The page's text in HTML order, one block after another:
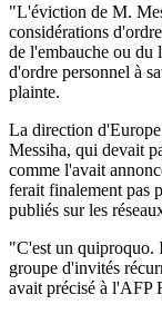
"L'éviction de M.
considérations
de l'embauche ou du
d'ordre personnel à
plainte.
La direction
Messiha, qui devait
comme l'avait
ferait finalement pas
publiés sur les
"C'est un quiproquo.
groupe d'invités
avait précisé à l'AFP